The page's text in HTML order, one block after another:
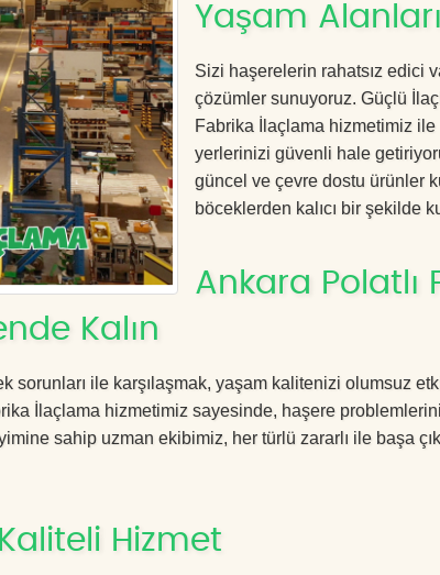
Yaşam Alanları
Sizi haşerelerin rahatsız edici
çözümler sunuyoruz. Güçlü
Fabrika İlaçlama hizmetimiz
yerlerinizi güvenli hale
güncel ve çevre dostu ürünler
böceklerden kalıcı bir şekilde
Ankara Polatlı
Kalın
sorunları ile karşılaşmak, yaşam kalitenizi olumsuz
İlaçlama hizmetimiz sayesinde, haşere
sahip uzman ekibimiz, her türlü zararlı ile başa
Hizmet